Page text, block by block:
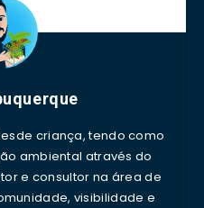
criança, tendo como
ambiental através do
e consultor na área de
visibilidade e